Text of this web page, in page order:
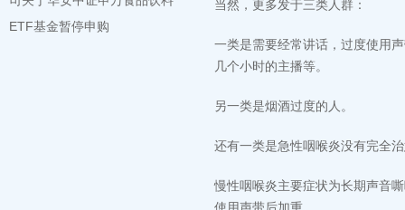
ETF基金暂停申购
当然，更多发于三类人群：
一类是需要经常讲话，过度使用
几个小时的主播等。
另一类是烟酒过度的人。
还有一类是急性咽喉炎没有完全
慢性咽喉炎主要症状为长期声音